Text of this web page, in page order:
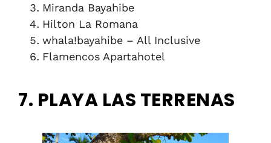
Miranda Bayahibe
Hilton La Romana
whala!bayahibe – All Inclusive
Flamencos Apartahotel
7. PLAYA LAS TERRENAS